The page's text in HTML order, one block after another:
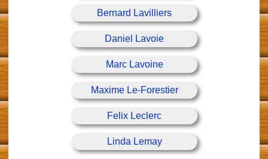
Bernard Lavilliers
Daniel Lavoie
Marc Lavoine
Maxime Le-Forestier
Felix Leclerc
Linda Lemay